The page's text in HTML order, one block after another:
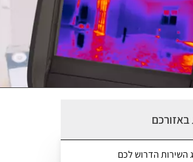
באזורכם
השירות הדרוש לכם